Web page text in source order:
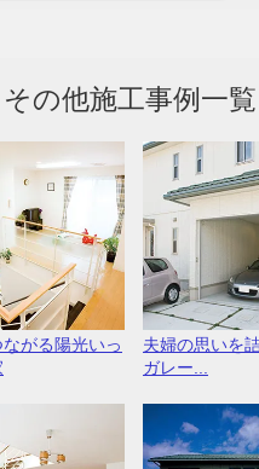
の他施工事例一
がる陽光いっ
夫婦の思いを
ガレー...